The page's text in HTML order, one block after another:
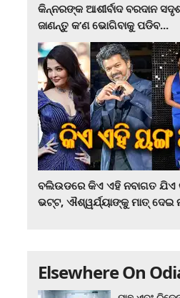
କିନ୍ନରଙ୍କ ଆଶୀର୍ବାଦ ବରଦାନ
ଜାଣନ୍ତୁ କ’ଣ ଭୋଗିବାକୁ ପଡିବ...
ବଲିଉଡରେ କିଏ ଏହି ନବାଗତ
ଭଟ୍ଟ, ଐଶ୍ୱର୍ଯ୍ୟାଙ୍କୁ ମାତ୍‌
Elsewhere On